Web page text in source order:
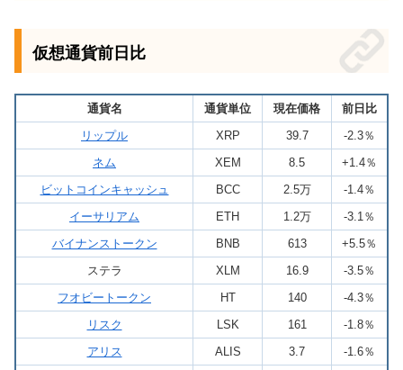
仮想通貨前日比
通貨名 通貨単位 現在価格
前日比
リップル
XRP 39.7
-2.3％
ネム
XEM 8.5
+1.4％
ビットコインキャッシュ
BCC 2.5万
-1.4％
イーサリアム
ETH 1.2万
-3.1％
バイナンストークン
BNB 613
+5.5％
ステラ
XLM 16.9
-3.5％
フオビートークン
HT 140
-4.3％
リスク
LSK 161
-1.8％
アリス
ALIS 3.7
-1.6％